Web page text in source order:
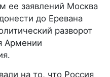
ее заявлений Москва
до Еревана
разворот
Армении
на то, что Россия